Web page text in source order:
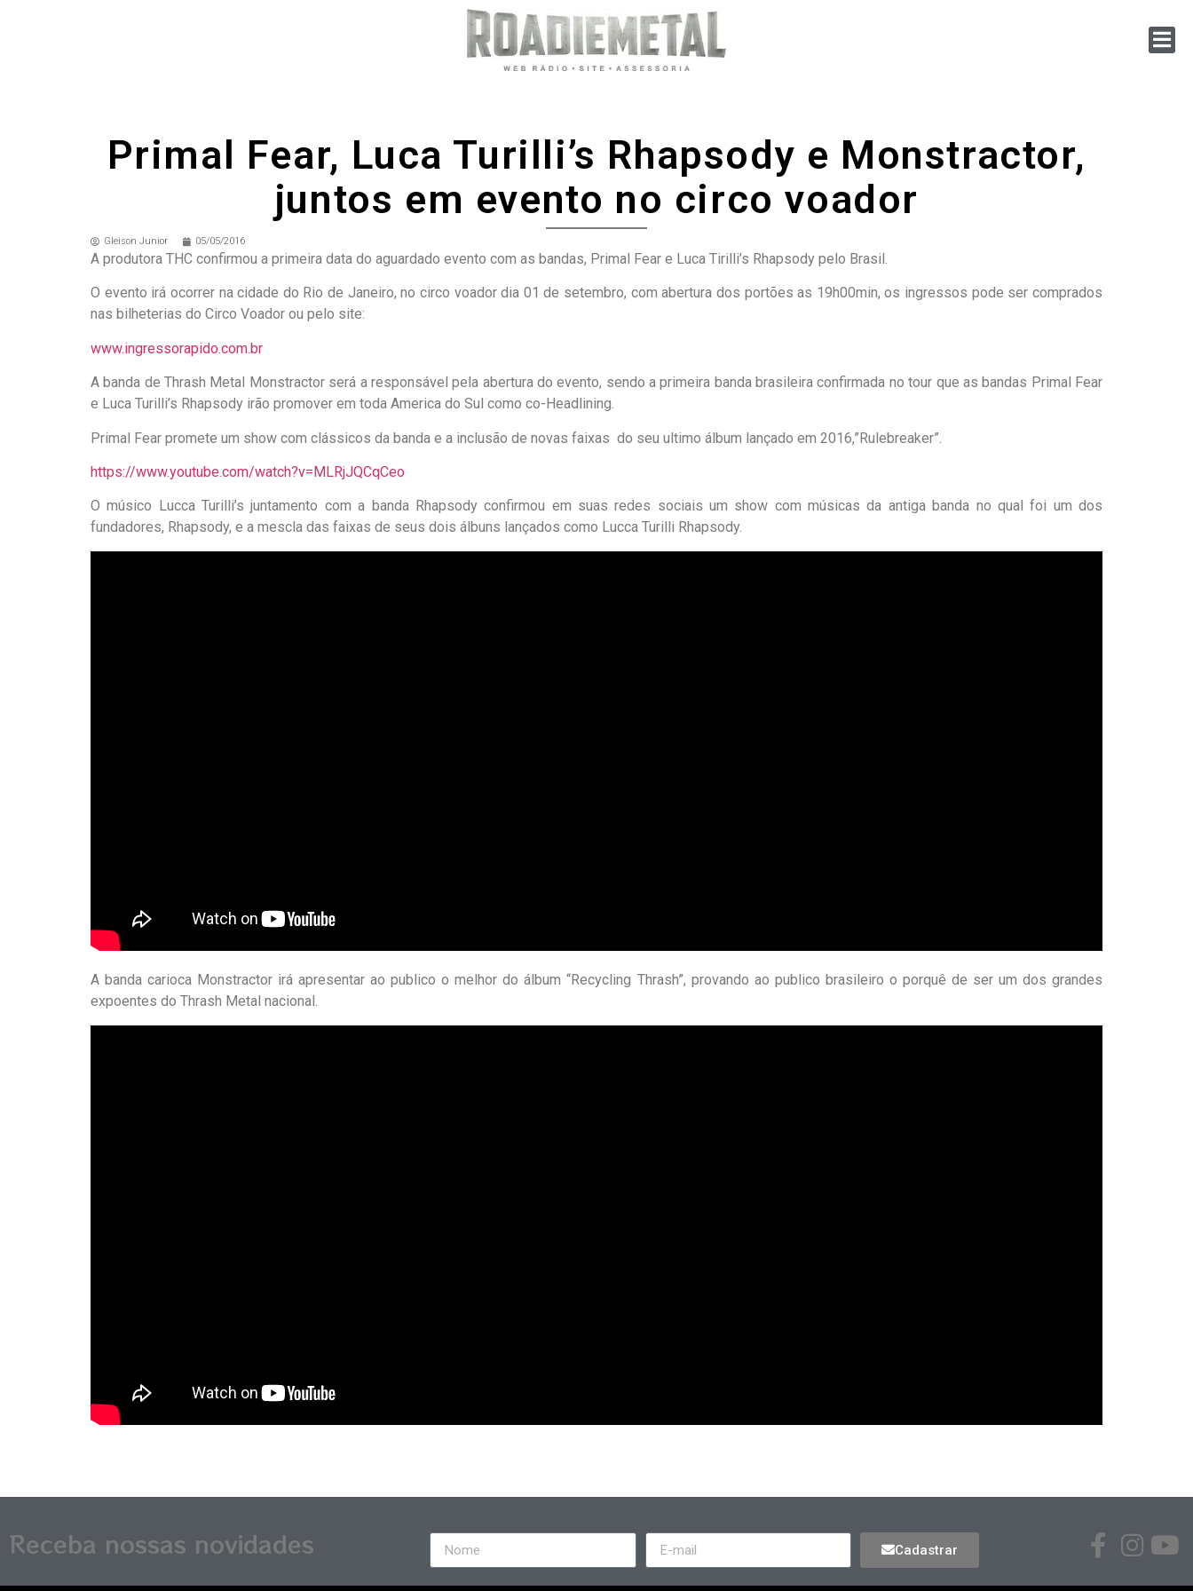
Primal Fear, Luca Turilli’s Rhapsody e Monstractor,
juntos em evento no circo voador
Gleison Junior 05/05/2016
A produtora THC confirmou a primeira data do aguardado evento com as bandas, Primal Fear e Luca Tirilli’s Rhapsody pelo Brasil.
O evento irá ocorrer na cidade do Rio de Janeiro, no circo voador dia 01 de setembro, com abertura dos portões as 19h00min, os ingressos pode ser comprados
nas bilheterias do Circo Voador ou pelo site:
www.ingressorapido.com.br
A banda de Thrash Metal Monstractor será a responsável pela abertura do evento, sendo a primeira banda brasileira confirmada no tour que as bandas Primal Fear
e Luca Turilli’s Rhapsody irão promover em toda America do Sul como co-Headlining.
Primal Fear promete um show com clássicos da banda e a inclusão de novas faixas do seu ultimo álbum lançado em 2016,”Rulebreaker”.
https://www.youtube.com/watch?v=MLRjJQCqCeo
O músico Lucca Turilli’s juntamento com a banda Rhapsody confirmou em suas redes sociais um show com músicas da antiga banda no qual foi um dos
fundadores, Rhapsody, e a mescla das faixas de seus dois álbuns lançados como Lucca Turilli Rhapsody.
A banda carioca Monstractor irá apresentar ao publico o melhor do álbum “Recycling Thrash”, provando ao publico brasileiro o porquê de ser um dos grandes
expoentes do Thrash Metal nacional.
Receba nossas novidades Cadastrar